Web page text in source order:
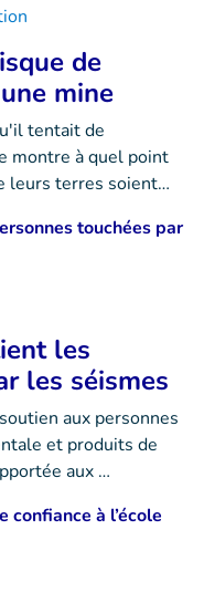
de
mine
tentait de
montre à quel point
leurs terres soient…
les
les séismes
aux personnes
et produits de
aux …